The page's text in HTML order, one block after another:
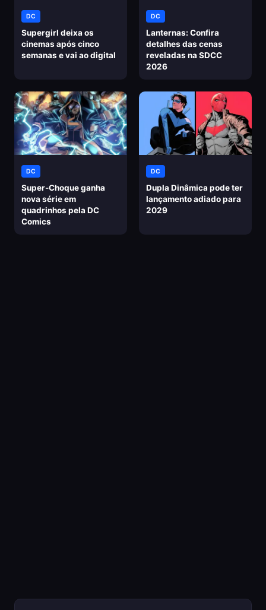
DC
Supergirl deixa os
cinemas após cinco
semanas e vai ao digital
DC
Lanternas: Confira
detalhes das cenas
reveladas na SDCC
2026
DC
Super-Choque ganha
nova série em
quadrinhos pela DC
Comics
DC
Dupla Dinâmica pode ter
lançamento adiado para
2029